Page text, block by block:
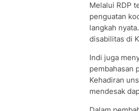
Melalui RDP
penguatan
langkah
disabilitas di
Indi juga
pembahasan
Kehadiran
mendesak